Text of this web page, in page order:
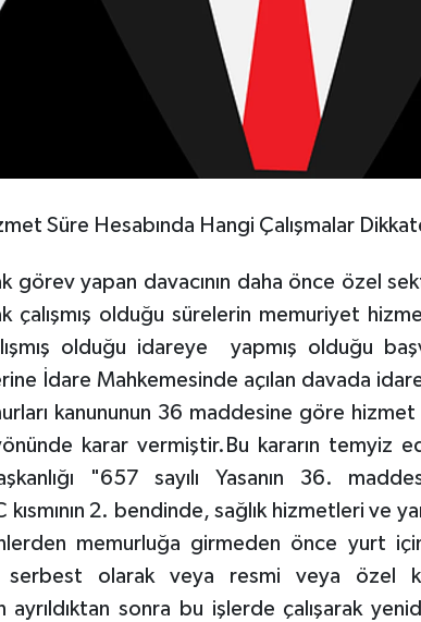
Süre Hesabında Hangi Çalışmalar
görev yapan davacının daha önce özel
çalışmış olduğu sürelerin memuriyet
olduğu idareye yapmış olduğu
İdare Mahkemesinde açılan davada
kanununun 36 maddesine göre
karar vermiştir.Bu kararın temyiz
"657 sayılı Yasanın 36.
kısmının 2. bendinde, sağlık hizmetleri ve
memurluğa girmeden önce yurt
serbest olarak veya resmi veya özel
ayrıldıktan sonra bu işlerde çalışarak